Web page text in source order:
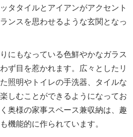
タタイルとアイアンがアクセント
ンスを思わせるような玄関となっ
にもなっている色鮮やかなガラス
ず目を惹かれます。広々としたリ
照明やトイレの手洗器、タイルな
しむことができるようになってお
奥様の家事スペース兼収納は、趣
機能的に作られています。